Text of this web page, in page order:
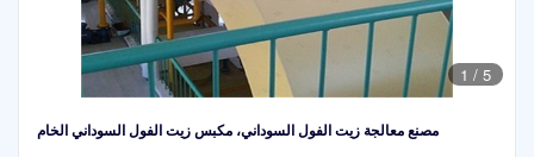
1 / 5
مصنع معالجة زيت الفول السوداني، مكبس زيت الفول السوداني الخام